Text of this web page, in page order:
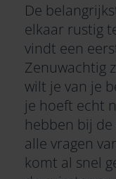
De
elkaar rustig
vindt een
Zenuwachtig
wilt je van je
je hoeft echt
hebben bij
alle vragen
komt al snel